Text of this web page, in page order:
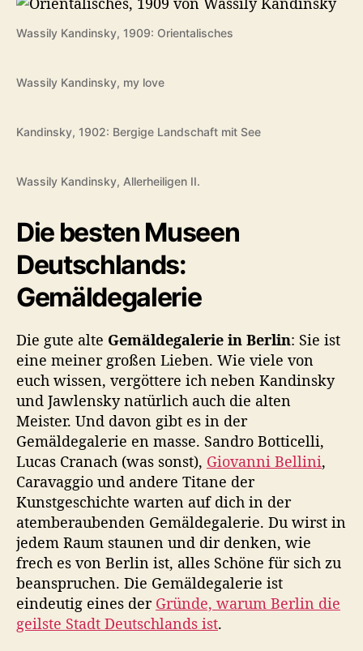
Wassily Kandinsky, 1909: Orientalisches
Wassily Kandinsky, my love
Kandinsky, 1902: Bergige Landschaft mit See
Wassily Kandinsky, Allerheiligen II.
Die besten Museen
Deutschlands:
Gemäldegalerie
Die gute alte Gemäldegalerie in Berlin: Sie ist
eine meiner großen Lieben. Wie viele von
euch wissen, vergöttere ich neben Kandinsky
und Jawlensky natürlich auch die alten
Meister. Und davon gibt es in der
Gemäldegalerie en masse. Sandro Botticelli,
Lucas Cranach (was sonst), Giovanni Bellini,
Caravaggio und andere Titane der
Kunstgeschichte warten auf dich in der
atemberaubenden Gemäldegalerie. Du wirst in
jedem Raum staunen und dir denken, wie
frech es von Berlin ist, alles Schöne für sich zu
beanspruchen. Die Gemäldegalerie ist
eindeutig eines der Gründe, warum Berlin die
geilste Stadt Deutschlands ist.